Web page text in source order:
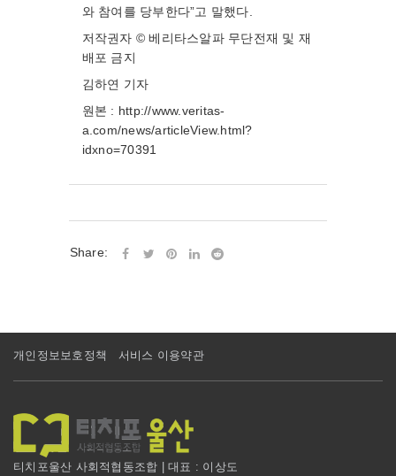
와 참여를 당부한다”고 말했다.
저작권자 © 베리타스알파 무단전재 및 재
배포 금지
김하연 기자
원본 : http://www.veritas-
a.com/news/articleView.html?
idxno=70391
Share:
개인정보보호정책 서비스 이용약관
티치포울산 사회적협동조합 | 대표 : 이상도